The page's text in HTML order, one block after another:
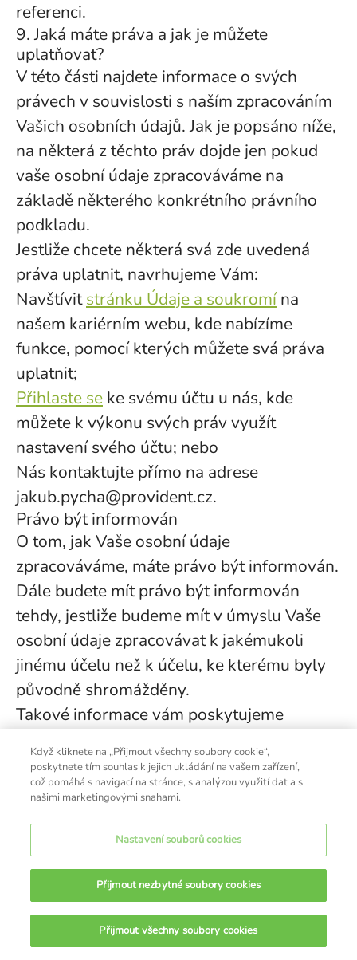
referenci.
9. Jaká máte práva a jak je můžete
uplatňovat?
V této části najdete informace o svých
právech v souvislosti s naším zpracováním
Vašich osobních údajů. Jak je popsáno níže,
na některá z těchto práv dojde jen pokud
vaše osobní údaje zpracováváme na
základě některého konkrétního právního
podkladu.
Jestliže chcete některá svá zde uvedená
práva uplatnit, navrhujeme Vám:
Navštívitstránku Údaje a soukromína
našem kariérním webu, kde nabízíme
funkce, pomocí kterých můžete svá práva
uplatnit;
Přihlaste se ke svému účtu u nás, kde
můžete k výkonu svých práv využít
nastavení svého účtu; nebo
Nás kontaktujte přímo na adrese
jakub.pycha@provident.cz.
Právo být informován
O tom, jak Vaše osobní údaje
zpracováváme, máte právo být informován.
Dále budete mít právo být informován
tehdy, jestliže budeme mít v úmyslu Vaše
osobní údaje zpracovávat k jakémukoli
jinému účelu než k účelu, ke kterému byly
původně shromážděny.
Takové informace vám poskytujeme
osobních údajů, prostřednictvím aktualizací
na našem kariérním serveru (viz také níže
jakýchkoli dotazů, které případně budete
mít.
Právo na přístup k vašim osobním údajům.
Jestliže zpracováváme osobní údaje o vás,
máte právo o tom vědět a obdržet kopii
ONLINE CHAT
Když kliknete na „Přijmout všechny soubory cookie“,
poskytnete tím souhlas k jejich ukládání na vašem zařízení,
což pomáhá s navigací na stránce, s analýzou využití dat a s
našimi marketingovými snahami.
Nastavení souborů cookies
Přijmout nezbytné soubory cookies
Přijmout všechny soubory cookies